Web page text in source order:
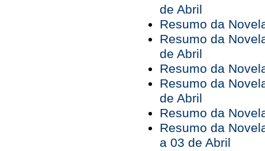
de Abril
Resumo da
Resumo da
de Abril
Resumo da
Resumo da
de Abril
Resumo da
Resumo da
a 03 de Abril